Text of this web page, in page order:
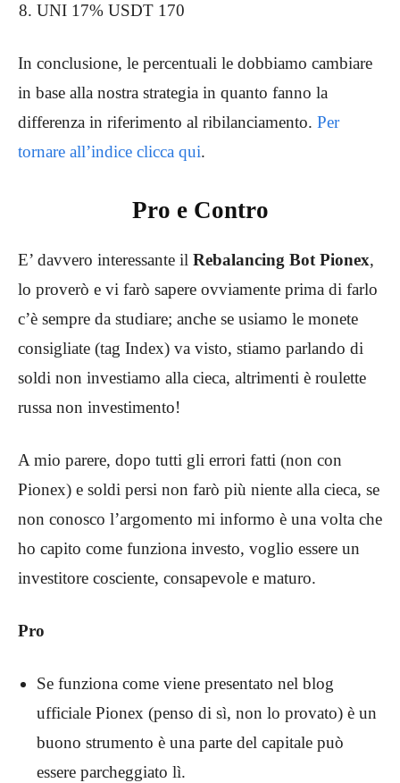
UNI 17% USDT 170
In conclusione, le percentuali le dobbiamo cambiare
in base alla nostra strategia in quanto fanno la
differenza in riferimento al ribilanciamento. Per
tornare all’indice clicca qui.
Pro e Contro
E’ davvero interessante il Rebalancing Bot Pionex,
lo proverò e vi farò sapere ovviamente prima di farlo
c’è sempre da studiare; anche se usiamo le monete
consigliate (tag Index) va visto, stiamo parlando di
soldi non investiamo alla cieca, altrimenti è roulette
russa non investimento!
A mio parere, dopo tutti gli errori fatti (non con
Pionex) e soldi persi non farò più niente alla cieca, se
non conosco l’argomento mi informo è una volta che
ho capito come funziona investo, voglio essere un
investitore cosciente, consapevole e maturo.
Pro
Se funziona come viene presentato nel blog
ufficiale Pionex (penso di sì, non lo provato) è un
buono strumento è una parte del capitale può
essere parcheggiato lì.